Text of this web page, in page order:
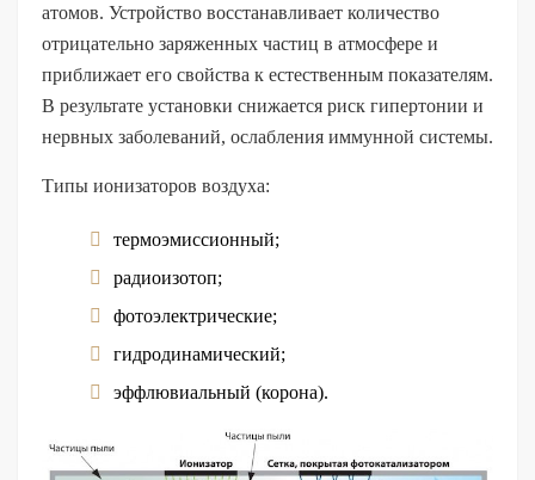
атомов. Устройство восстанавливает количество
отрицательно заряженных частиц в атмосфере и
приближает его свойства к естественным показателям.
В результате установки снижается риск гипертонии и
нервных заболеваний, ослабления иммунной системы.
Типы ионизаторов воздуха:
термоэмиссионный;
радиоизотоп;
фотоэлектрические;
гидродинамический;
эффлювиальный (корона).